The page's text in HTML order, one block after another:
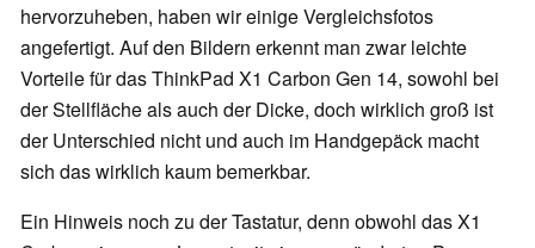
hervorzuheben, haben wir einige Vergleichsfotos
angefertigt. Auf den Bildern erkennt man zwar leichte
Vorteile für das ThinkPad X1 Carbon Gen 14, sowohl bei
der Stellfläche als auch der Dicke, doch wirklich groß ist
der Unterschied nicht und auch im Handgepäck macht
sich das wirklich kaum bemerkbar.
Ein Hinweis noch zu der Tastatur, denn obwohl das X1